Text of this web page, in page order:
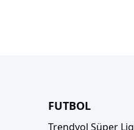
FUTBOL
Trendyol Süper Lig